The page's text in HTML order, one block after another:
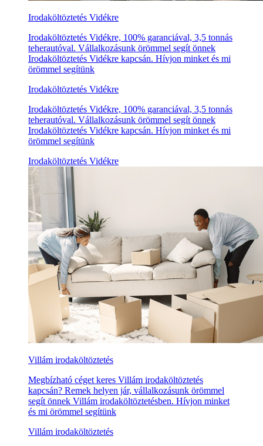
Irodaköltöztetés Vidékre
Irodaköltöztetés Vidékre, 100% garanciával, 3,5 tonnás
teherautóval. Vállalkozásunk örömmel segít önnek
Irodaköltöztetés Vidékre kapcsán. Hívjon minket és mi
örömmel segítünk
Irodaköltöztetés Vidékre
Irodaköltöztetés Vidékre, 100% garanciával, 3,5 tonnás
teherautóval. Vállalkozásunk örömmel segít önnek
Irodaköltöztetés Vidékre kapcsán. Hívjon minket és mi
örömmel segítünk
Irodaköltöztetés Vidékre
Villám irodaköltöztetés
Megbízható céget keres Villám irodaköltöztetés
kapcsán? Remek helyen jár, vállalkozásunk örömmel
segít önnek Villám irodaköltöztetésben. Hívjon minket
és mi örömmel segítünk
Villám irodaköltöztetés